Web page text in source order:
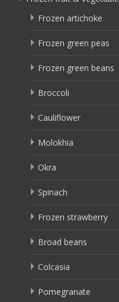
Frozen artichoke
Frozen green peas
Frozen green beans
Broccoli
Cauliflower
Molokhia
Okra
Spinach
Frozen strawberry
Broad beans
Colcasia
Pomegranate